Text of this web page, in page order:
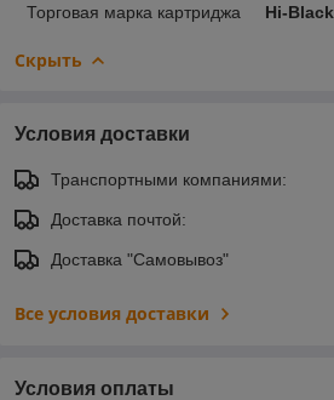
Торговая марка картриджа
Hi-Black
Скрыть
Условия доставки
Транспортными компаниями:
Доставка почтой:
Доставка "Самовывоз"
Все условия доставки
Условия оплаты